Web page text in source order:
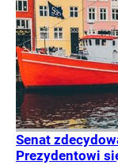
Senat
Prezydentowi